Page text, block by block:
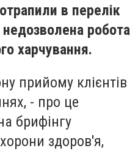
в перелік
недозволена робота
харчування.
прийому клієнтів
- про це
брифінгу
здоров'я,